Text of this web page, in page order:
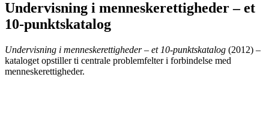
de la confidentialité.
Undervisning i menneskerettigheder – et
10-punktskatalog
Undervisning i menneskerettigheder – et 10-punktskatalog (2012) –
kataloget opstiller ti centrale problemfelter i forbindelse med
menneskerettigheder.